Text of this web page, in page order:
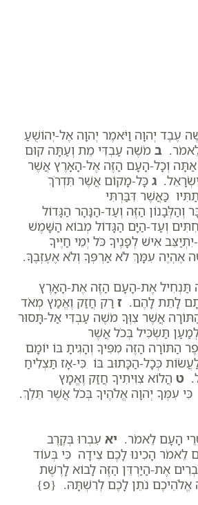
עֶבֶד יְהוָה וַיֹּאמֶר יְהוָה אֶל-יְהוֹשֻׁעַ
ב מֹשֶׁה עַבְדִּי מֵת וְעַתָּה קוּם
אַתָּה וְכָל-הָעָם הַזֶּה אֶל-הָאָרֶץ אֲשֶׁר
ג כָּל-מָקוֹם אֲשֶׁר תִּדְרֹךְ
כַּאֲשֶׁר דִּבַּרְתִּי
וְהַלְּבָנוֹן הַזֶּה וְעַד-הַנָּהָר הַגָּדוֹל
וְעַד-הַיָּם הַגָּדוֹל מְבוֹא הַשָּׁמֶשׁ
אִישׁ לְפָנֶיךָ כֹּל יְמֵי חַיֶּיךָ
אֶהְיֶה עִמָּךְ לֹא אַרְפְּךָ וְלֹא אֶעֶזְבֶךָּ.
תַּנְחִיל אֶת-הָעָם הַזֶּה אֶת-הָאָרֶץ
לָתֵת לָהֶם. ז רַק חֲזַק וֶאֱמַץ מְאֹד
אֲשֶׁר צִוְּךָ מֹשֶׁה עַבְדִּי אַל-תָּסוּר
תַּשְׂכִּיל בְּכֹל אֲשֶׁר
הַתּוֹרָה הַזֶּה מִפִּיךָ וְהָגִיתָ בּוֹ יוֹמָם
כְּכָל-הַכָּתוּב בּוֹ כִּי-אָז תַּצְלִיחַ
ט הֲלוֹא צִוִּיתִיךָ חֲזַק וֶאֱמָץ
עִמְּךָ יְהוָה אֱלֹהֶיךָ בְּכֹל אֲשֶׁר תֵּלֵךְ.
הָעָם לֵאמֹר. יא עִבְרוּ בְּקֶרֶב
לֵאמֹר הָכִינוּ לָכֶם צֵידָה כִּי בְּעוֹד
אֶת-הַיַּרְדֵּן הַזֶּה לָבוֹא לָרֶשֶׁת
אֱלֹהֵיכֶם נֹתֵן לָכֶם לְרִשְׁתָּהּ. {פ}